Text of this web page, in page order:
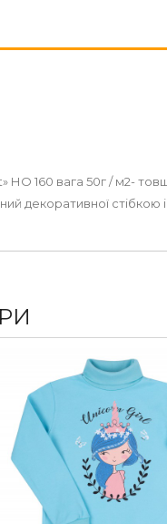
160 вага 50г / м2-
декоративної стібкою